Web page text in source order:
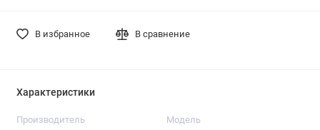
В избранное В сравнение
Характеристики
Производитель Модель